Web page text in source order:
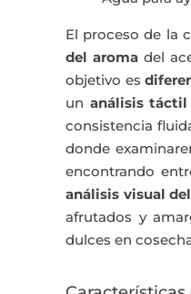
El proceso de la
del aromadel
objetivo es
un análisis
consistencia
donde
encontrando
análisis visual
afrutados y
dulces en